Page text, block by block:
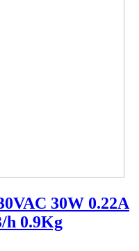
30W 0.22A
h 0.9Kg